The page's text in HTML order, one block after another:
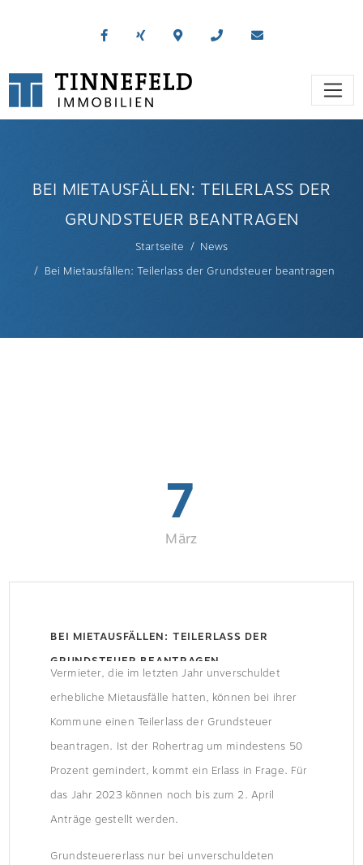
BEI MIETAUSFÄLLEN: TEILERLASS DER
GRUNDSTEUER BEANTRAGEN
Startseite
News
Bei Mietausfällen: Teilerlass der Grundsteuer beantragen
7
März
BEI MIETAUSFÄLLEN: TEILERLASS DER
GRUNDSTEUER BEANTRAGEN
Vermieter, die im letzten Jahr unverschuldet
erhebliche Mietausfälle hatten, können bei ihrer
Kommune einen Teilerlass der Grundsteuer
beantragen. Ist der Rohertrag um mindestens 50
Prozent gemindert, kommt ein Erlass in Frage. Für
das Jahr 2023 können noch bis zum 2. April
Anträge gestellt werden.
Grundsteuererlass nur bei unverschuldeten